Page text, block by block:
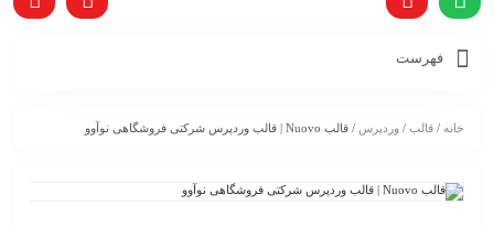
فهرست
خانه / قالب / وردپرس / قالب Nuovo | قالب وردپرس شرکتی فروشگاهی نوآوو